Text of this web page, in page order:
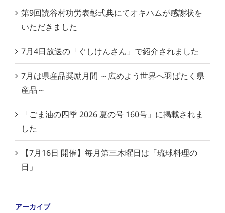
第9回読谷村功労表彰式典にてオキハムが感謝状を
いただきました
7月4日放送の「ぐしけんさん」で紹介されました
7月は県産品奨励月間 ～広めよう世界へ羽ばたく県
産品～
「ごま油の四季 2026 夏の号 160号」に掲載されま
した
【7月16日 開催】毎月第三木曜日は「琉球料理の
日」
アーカイブ